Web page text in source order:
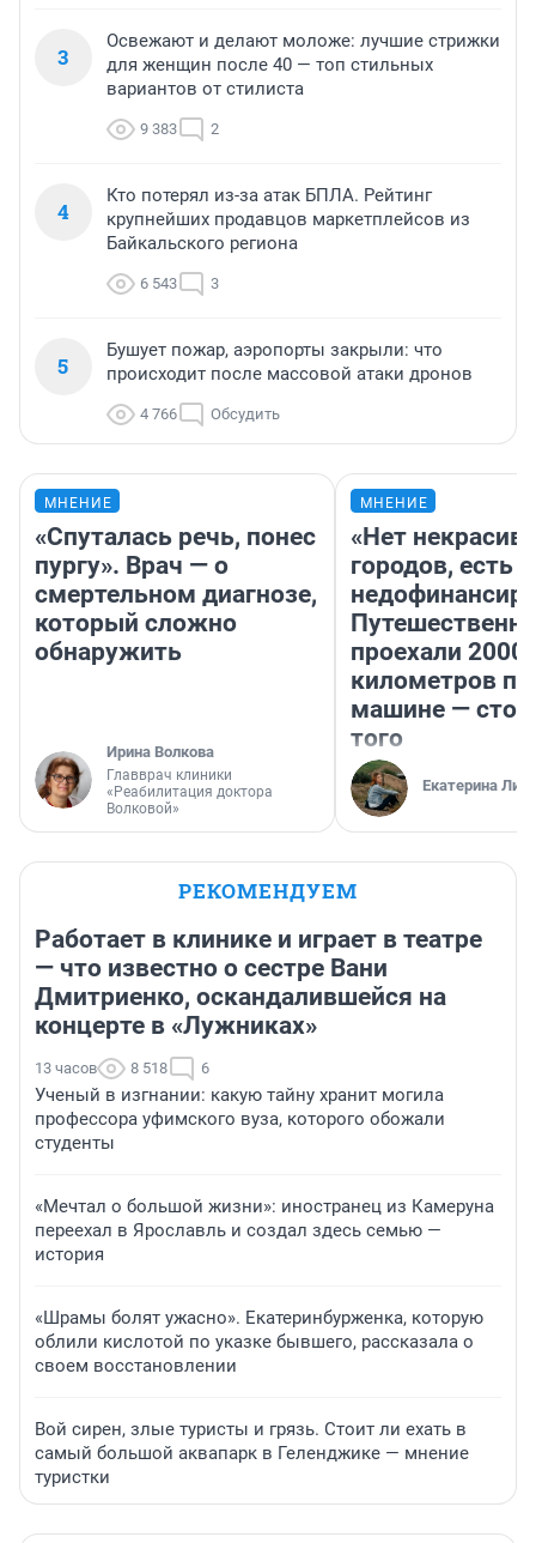
3
Освежают и делают моложе: лучшие стрижки
для женщин после 40 — топ стильных
вариантов от стилиста
9 383 2
4
Кто потерял из-за атак БПЛА. Рейтинг
крупнейших продавцов маркетплейсов из
Байкальского региона
6 543 3
5
Бушует пожар, аэропорты закрыли: что
происходит после массовой атаки дронов
4 766 Обсудить
МНЕНИЕ
«Спуталась речь, понес
пургу». Врач — о
смертельном диагнозе,
который сложно
обнаружить
Ирина Волкова
Главврач клиники
«Реабилитация доктора
Волковой»
МНЕНИЕ
«Нет
городов, есть
проехали 2000
километров по
машине —
того
Екатерина
РЕКОМЕНДУЕМ
Работает в клинике и играет в театре
— что известно о сестре Вани
Дмитриенко, оскандалившейся на
концерте в «Лужниках»
13 часов 8 518 6
Ученый в изгнании: какую тайну хранит могила
профессора уфимского вуза, которого обожали
студенты
«Мечтал о большой жизни»: иностранец из Камеруна
переехал в Ярославль и создал здесь семью —
история
«Шрамы болят ужасно». Екатеринбурженка, которую
облили кислотой по указке бывшего, рассказала о
своем восстановлении
Вой сирен, злые туристы и грязь. Стоит ли ехать в
самый большой аквапарк в Геленджике — мнение
туристки